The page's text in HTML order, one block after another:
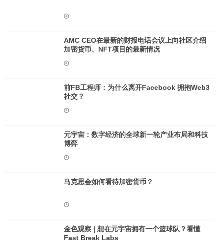
AMC CEO在最新的财报电话会议上向社区介绍
加密货币、NFT项目的最新情况
前FB工程师：为什么离开Facebook 拥抱Web3
社交？
元宇宙：数字经济的全球新一轮产业布局和科技
博弈
马克思会如何看待加密货币？
金色观察 | 想在元宇宙拥有一个篮球队？看懂
Fast Break Labs